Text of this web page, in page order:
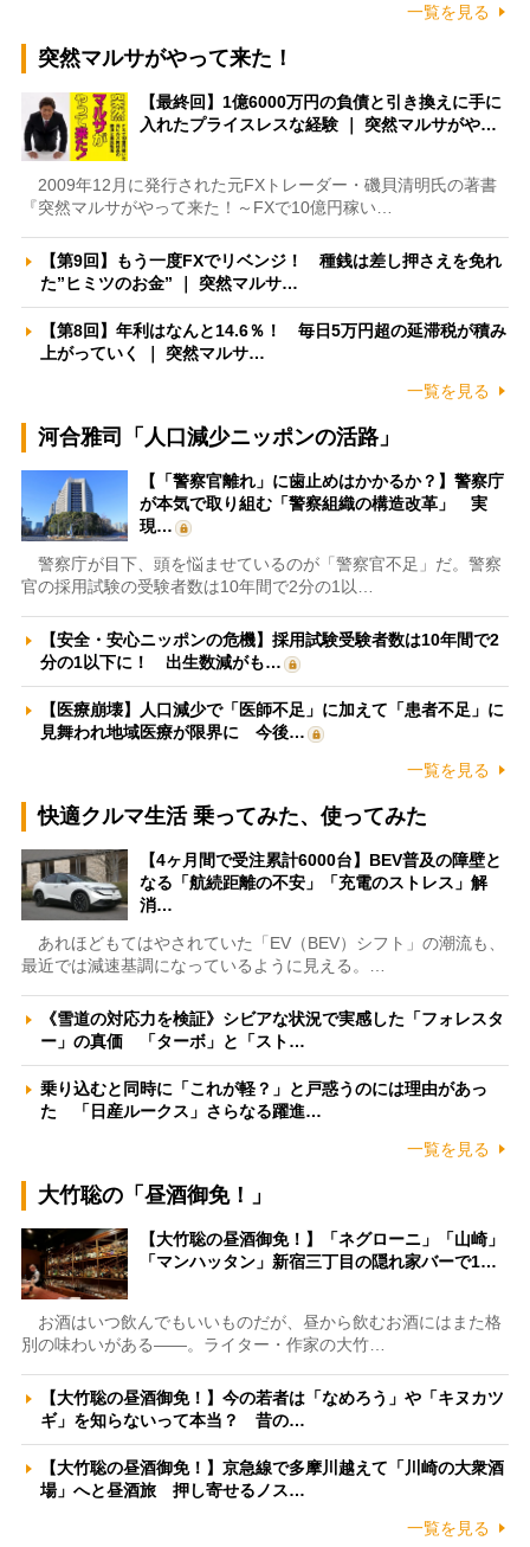
一覧を見る
突然マルサがやって来た！
【最終回】1億6000万円の負債と引き換えに手に
入れたプライスレスな経験 ｜ 突然マルサがや…
2009年12月に発行された元FXトレーダー・磯貝清明氏の著書
『突然マルサがやって来た！～FXで10億円稼い…
【第9回】もう一度FXでリベンジ！ 種銭は差し押さえを免れ
た”ヒミツのお金” ｜ 突然マルサ…
【第8回】年利はなんと14.6％！ 毎日5万円超の延滞税が積み
上がっていく ｜ 突然マルサ…
一覧を見る
河合雅司「人口減少ニッポンの活路」
【「警察官離れ」に歯止めはかかるか？】警察庁
が本気で取り組む「警察組織の構造改革」 実
現…
警察庁が目下、頭を悩ませているのが「警察官不足」だ。警察
官の採用試験の受験者数は10年間で2分の1以…
【安全・安心ニッポンの危機】採用試験受験者数は10年間で2
分の1以下に！ 出生数減がも…
【医療崩壊】人口減少で「医師不足」に加えて「患者不足」に
見舞われ地域医療が限界に 今後…
一覧を見る
快適クルマ生活 乗ってみた、使ってみた
【4ヶ月間で受注累計6000台】BEV普及の障壁と
なる「航続距離の不安」「充電のストレス」解
消…
あれほどもてはやされていた「EV（BEV）シフト」の潮流も、
最近では減速基調になっているように見える。…
《雪道の対応力を検証》シビアな状況で実感した「フォレスタ
ー」の真価 「ターボ」と「スト…
乗り込むと同時に「これが軽？」と戸惑うのには理由があっ
た 「日産ルークス」さらなる躍進…
一覧を見る
大竹聡の「昼酒御免！」
【大竹聡の昼酒御免！】「ネグローニ」「山崎」
「マンハッタン」新宿三丁目の隠れ家バーで1…
お酒はいつ飲んでもいいものだが、昼から飲むお酒にはまた格
別の味わいがある――。ライター・作家の大竹…
【大竹聡の昼酒御免！】今の若者は「なめろう」や「キヌカツ
ギ」を知らないって本当？ 昔の…
【大竹聡の昼酒御免！】京急線で多摩川越えて「川崎の大衆酒
場」へと昼酒旅 押し寄せるノス…
一覧を見る